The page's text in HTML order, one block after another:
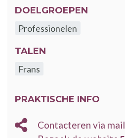
DOELGROEPEN
Professionelen
TALEN
Frans
PRAKTISCHE INFO
E-
Contacteren via mail